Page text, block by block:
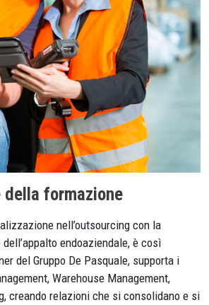
della formazione
nell’outsourcing con la
endoaziendale, è così
del Gruppo De Pasquale, supporta i
Warehouse Management,
creando relazioni che si consolidano e si